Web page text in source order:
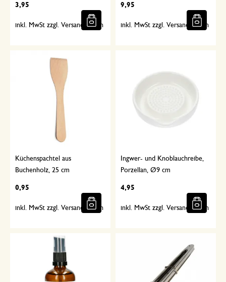
3,95
inkl. MwSt zzgl. Versandkosten
9,95
inkl. MwSt zzgl. Versandkosten
Küchenspachtel aus
Buchenholz, 25 cm
0,95
inkl. MwSt zzgl. Versandkosten
Ingwer- und Knoblauchreibe,
Porzellan, Ø9 cm
4,95
inkl. MwSt zzgl. Versandkosten